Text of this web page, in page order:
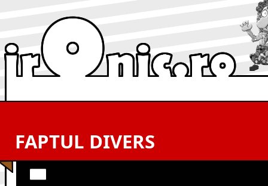
FAPTUL DIVERS